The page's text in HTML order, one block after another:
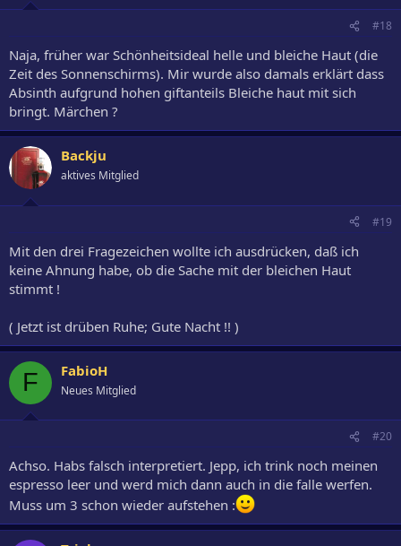
#18
Naja, früher war Schönheitsideal helle und bleiche Haut (die
Zeit des Sonnenschirms). Mir wurde also damals erklärt dass
Absinth aufgrund hohen giftanteils Bleiche haut mit sich
bringt. Märchen ?
Backju
aktives Mitglied
#19
Mit den drei Fragezeichen wollte ich ausdrücken, daß ich
keine Ahnung habe, ob die Sache mit der bleichen Haut
stimmt !
( Jetzt ist drüben Ruhe; Gute Nacht !! )
F FabioH
Neues Mitglied
#20
Achso. Habs falsch interpretiert. Jepp, ich trink noch meinen
espresso leer und werd mich dann auch in die falle werfen.
Muss um 3 schon wieder aufstehen :